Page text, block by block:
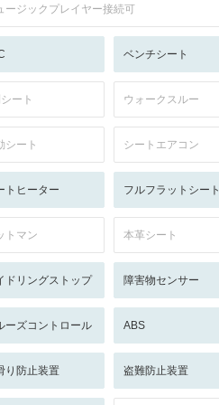
ージックプレイヤー接続可
ベンチシート
ート ウォークスルー
シート シートエアコン
トヒーター フルフラットシート
トマン 本革シート
ドリングストップ 障害物センサー
ーズコントロール ABS
り防止装置 盗難防止装置